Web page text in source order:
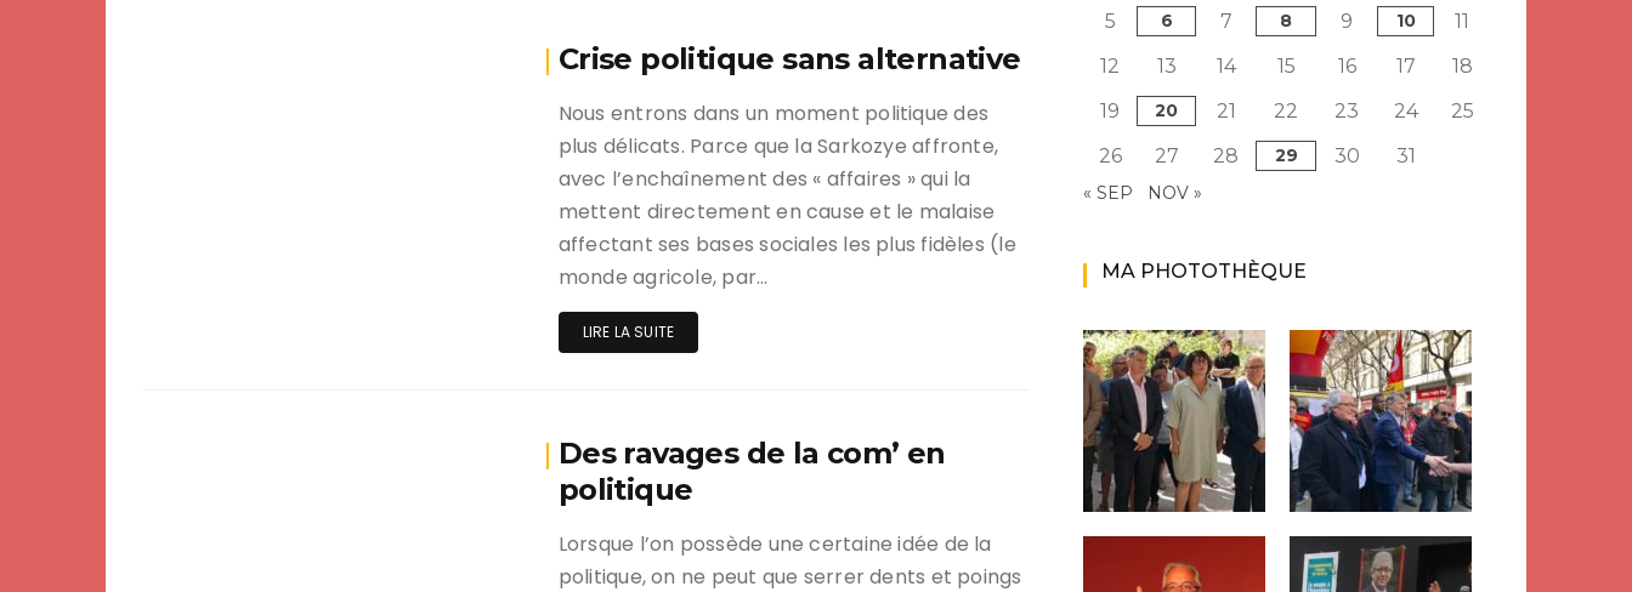
Crise politique sans alternative
Nous entrons dans un moment politique des
plus délicats. Parce que la Sarkozye affronte,
avec l’enchaînement des « affaires » qui la
mettent directement en cause et le malaise
affectant ses bases sociales les plus fidèles (le
monde agricole, par…
LIRE LA SUITE
Des ravages de la com’ en
politique
Lorsque l’on possède une certaine idée de la
politique, on ne peut que serrer dents et poings
5
6 7 8 9 10
11
12
13 14 15 16 17
18
19
20 21 22 23 24
25
26
27 28 29 30 31
« SEP NOV »
MA PHOTOTHÈQUE